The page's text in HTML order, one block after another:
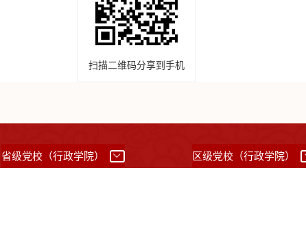
扫描二维码分享到手机
省级党校（行政学院） 区级党校（行政学院）